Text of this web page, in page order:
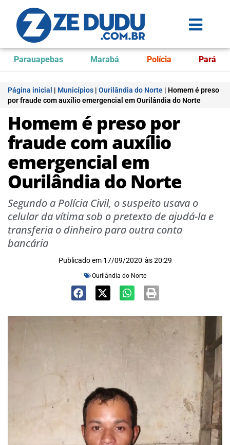
Parauapebas Marabá Polícia Pará
Página inicial | Municípios | Ourilândia do Norte | Homem é preso
por fraude com auxílio emergencial em Ourilândia do Norte
Homem é preso por
fraude com auxílio
emergencial em
Ourilândia do Norte
Segundo a Polícia Civil, o suspeito usava o
celular da vítima sob o pretexto de ajudá-la e
transferia o dinheiro para outra conta
bancária
Publicado em 17/09/2020 às 20:29
Ourilândia do Norte